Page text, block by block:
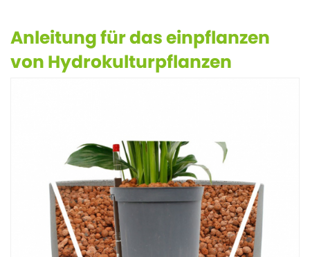
Anleitung für das einpflanzen
von Hydrokulturpflanzen